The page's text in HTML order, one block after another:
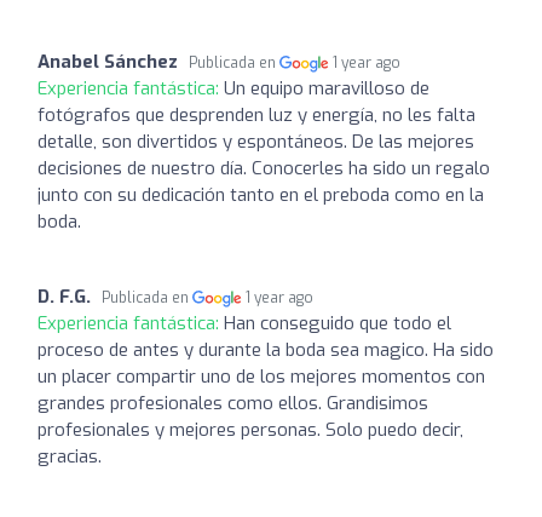
Anabel Sánchez Publicada en 1 year ago
Experiencia fantástica: Un equipo maravilloso de
fotógrafos que desprenden luz y energía, no les falta
detalle, son divertidos y espontáneos. De las mejores
decisiones de nuestro día. Conocerles ha sido un regalo
junto con su dedicación tanto en el preboda como en la
boda.
D. F.G. Publicada en 1 year ago
Experiencia fantástica: Han conseguido que todo el
proceso de antes y durante la boda sea magico. Ha sido
un placer compartir uno de los mejores momentos con
grandes profesionales como ellos. Grandisimos
profesionales y mejores personas. Solo puedo decir,
gracias.